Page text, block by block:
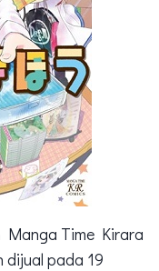
Manga Time Kirara
dijual pada 19